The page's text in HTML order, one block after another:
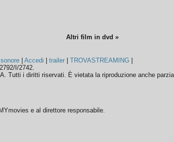
Altri film in dvd »
|Accedi |trailer |TROVASTREAMING
I/2742.
Tutti i diritti riservati. È vietata la riproduzione anche
e al direttore responsabile.